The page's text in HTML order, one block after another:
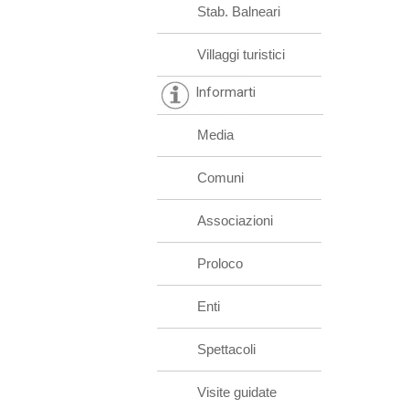
Stab. Balneari
Villaggi turistici
Informarti
Media
Comuni
Associazioni
Proloco
Enti
Spettacoli
Visite guidate